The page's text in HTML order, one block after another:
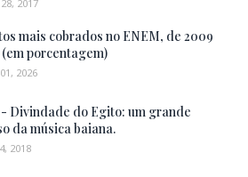
2017
mais cobrados no ENEM, de 2009
(em porcentagem)
2026
Divindade do Egito: um grande
da música baiana.
2018